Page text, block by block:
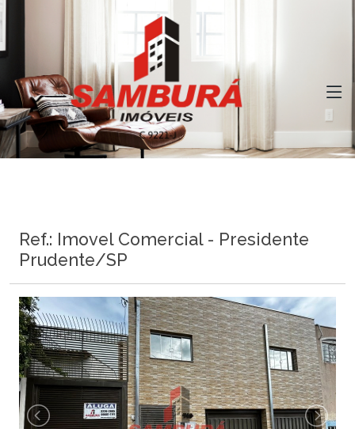
Ref.: Imovel Comercial - Presidente
Prudente/SP